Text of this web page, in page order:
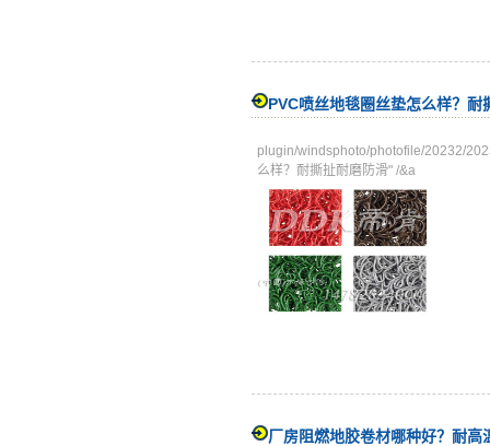
PVC喷丝地毯圈丝垫怎么样？耐
plugin/windsphoto/photofile/20232/
么样？耐撕扯耐磨防滑" /&a
厂房阻燃地胶卷材哪种好？耐高